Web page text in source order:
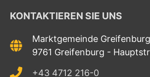
KONTAKTIEREN SIE UNS
Marktgemeinde Greifenburg
9761 Greifenburg -
+43 4712 216-0